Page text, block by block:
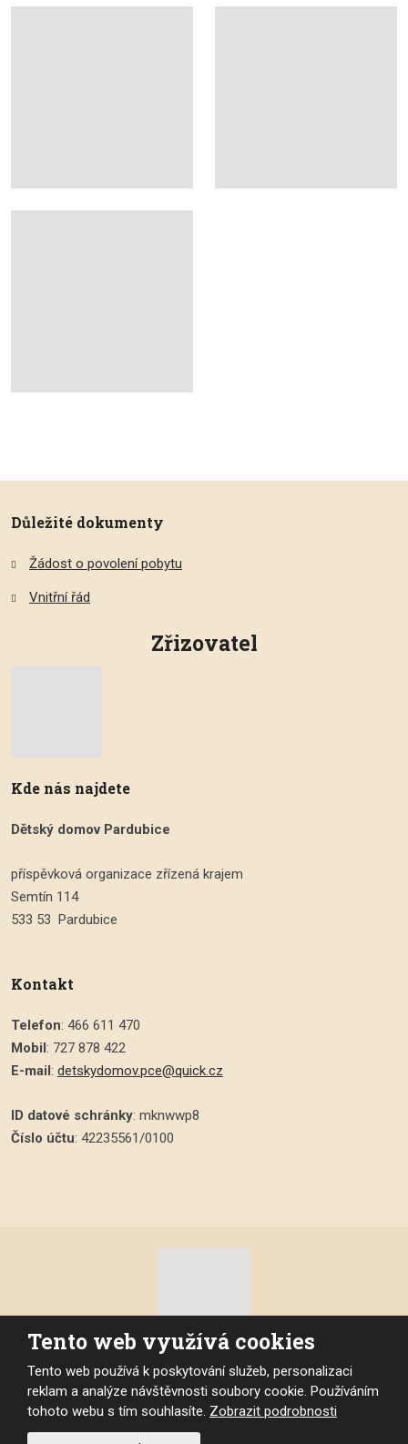
Důležité dokumenty
Žádost o povolení pobytu
Vnitřní řád
Zřizovatel
Kde nás najdete
Dětský domov Pardubice
příspěvková organizace zřízená krajem
Semtín 114
533 53 Pardubice
Kontakt
Telefon: 466 611 470
Mobil: 727 878 422
E-mail: detskydomov.pce@quick.cz
ID datové schránky: mknwwp8
Číslo účtu: 42235561/0100
Mapa stránek |Podmínky použití | Prohlášení o přístupnosti
VYROBILA
Tento web využívá cookies
Tento web používá k poskytování služeb, personalizaci
reklam a analýze návštěvnosti soubory cookie. Používáním
tohoto webu s tím souhlasíte. Zobrazit podrobnosti